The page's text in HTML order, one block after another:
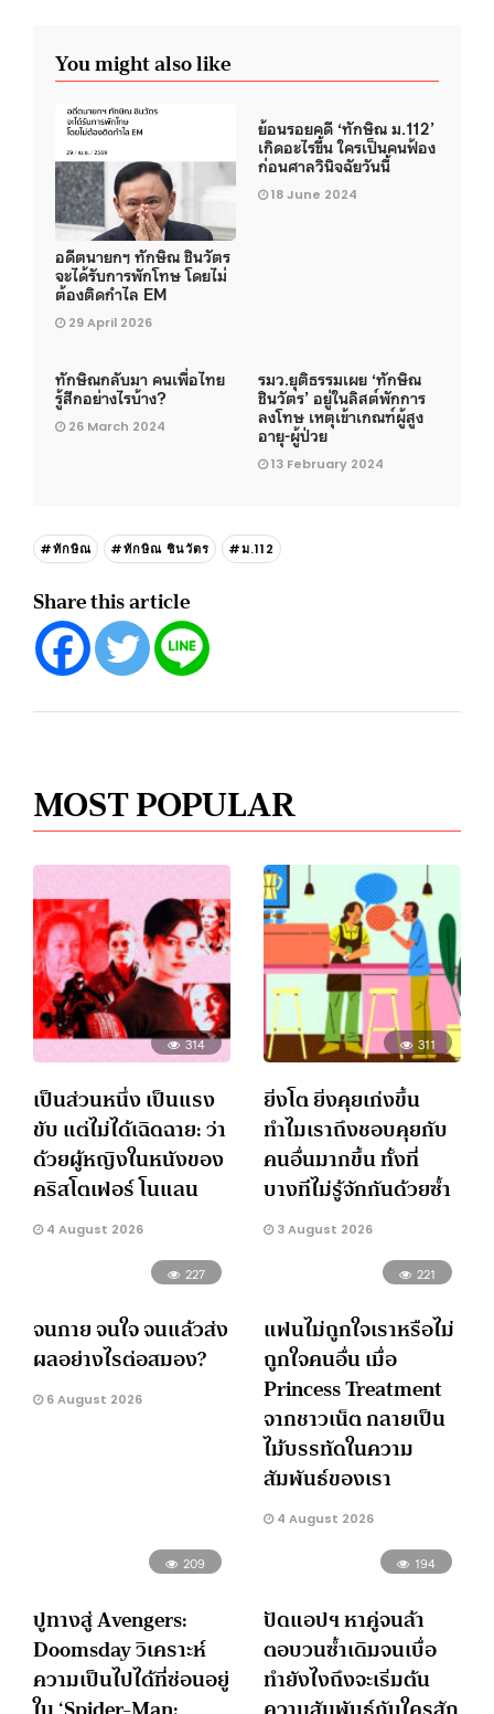
You might also like
อดีตนายกฯ ทักษิณ ชินวัตร
จะได้รับการพักโทษ โดยไม่
ต้องติดกำไล EM
29 April 2026
ย้อนรอยคดี ‘ทักษิณ ม.112’
เกิดอะไรขึ้น ใครเป็นคนฟ้อง
ก่อนศาลวินิจฉัยวันนี้
18 June 2024
ทักษิณกลับมา คนเพื่อไทย
รู้สึกอย่างไรบ้าง?
26 March 2024
รมว.ยุติธรรมเผย ‘ทักษิณ
ชินวัตร’ อยู่ในลิสต์พักการ
ลงโทษ เหตุเข้าเกณฑ์ผู้สูง
อายุ-ผู้ป่วย
13 February 2024
#ทักษิณ #ทักษิณ ชินวัตร #ม.112
Share this article
MOST POPULAR
314
เป็นส่วนหนึ่ง เป็นแรง
ขับ แต่ไม่ได้เฉิดฉาย: ว่า
ด้วยผู้หญิงในหนังของ
คริสโตเฟอร์ โนแลน
4 August 2026
311
ยิ่งโต ยิ่งคุยเก่งขึ้น
ทำไมเราถึงชอบคุยกับ
คนอื่นมากขึ้น ทั้งที่
บางทีไม่รู้จักกันด้วยซ้ำ
3 August 2026
227
จนกาย จนใจ จนแล้วส่ง
ผลอย่างไรต่อสมอง?
6 August 2026
221
แฟนไม่ถูกใจเราหรือไม่
ถูกใจคนอื่น เมื่อ
Princess Treatment
จากชาวเน็ต กลายเป็น
ไม้บรรทัดในความ
สัมพันธ์ของเรา
4 August 2026
209
ปูทางสู่ Avengers:
Doomsday วิเคราะห์
ความเป็นไปได้ที่ซ่อนอยู่
194
ปัดแอปฯ หาคู่จนล้า
ตอบวนซ้ำเดิมจนเบื่อ
ทำยังไงถึงจะเริ่มต้น